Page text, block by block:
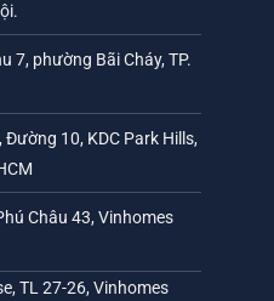
7, phường Bãi Cháy, TP.
Đường 10, KDC Park Hills,
Châu 43, Vinhomes
TL 27-26, Vinhomes